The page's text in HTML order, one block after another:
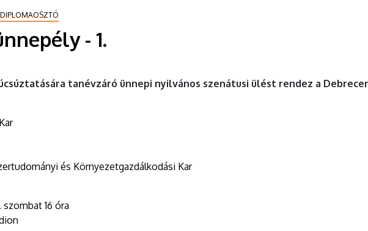
- 1.
tanévzáró ünnepi nyilvános szenátusi ülést rendez a
és Környezetgazdálkodási Kar
szombat 16 óra